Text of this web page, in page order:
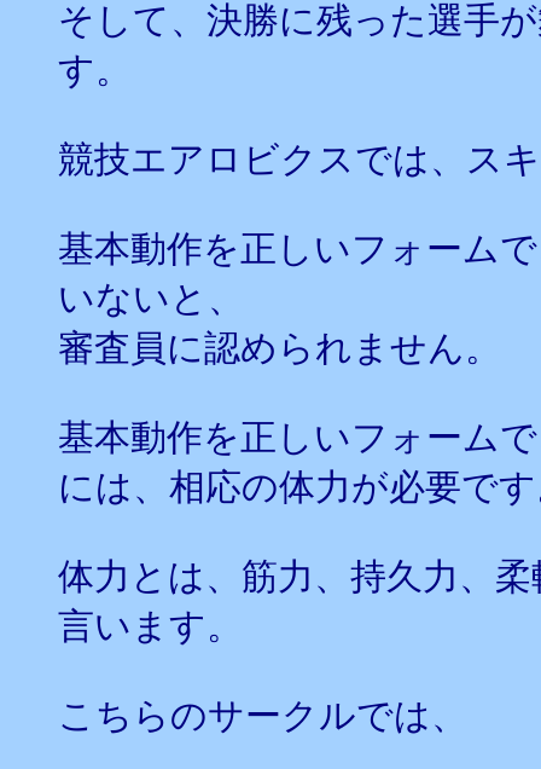
そして、決勝に残った選手
す。
競技エアロビクスでは、ス
基本動作を正しいフォーム
いないと、
審査員に認められません。
基本動作を正しいフォーム
には、相応の体力が必要で
体力とは、筋力、持久力、
言います。
こちらのサークルでは、